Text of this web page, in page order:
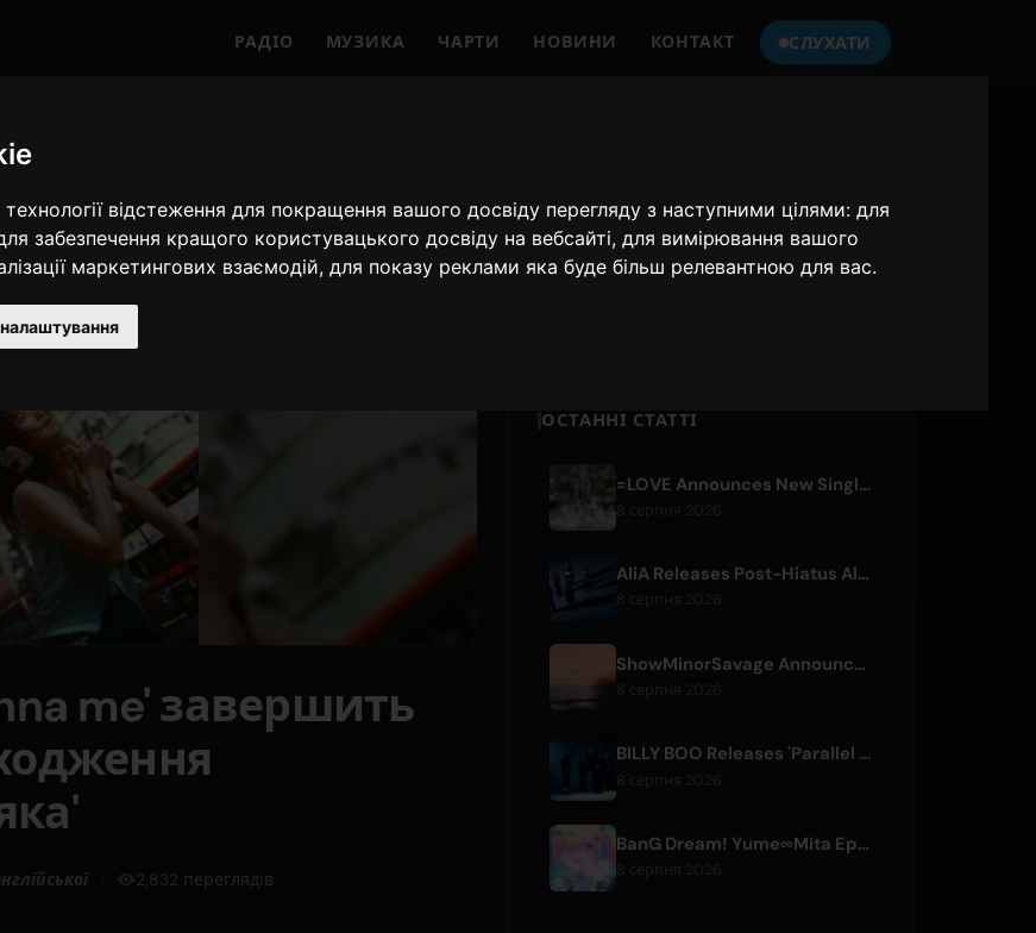
відстеження для покращення вашого досвіду перегляду з наступними цілями:для
забезпечення кращого користувацького досвіду на вебсайті,для вимірювання вашого
маркетингових взаємодій,для показу реклами яка буде більш релевантною для вас.
РАДІО МУЗИКА ЧАРТИ НОВИНИ КОНТАКТ СЛУХАТИ
me' завершить
2,832 переглядів
Only Hits Japan
ОСТАННІ СТАТТІ
=LOVE Announces New Single 'Koi, Hajimemashita.' and Tokyo Dome Concerts
8 серпня 2026
AliA Releases Post-Hiatus Album 'mate', Announces Tokyo Live
ShowMinorSavage Announces New Digital Single 'Gradation'
BILLY BOO Releases 'Parallel Night-EP' Featuring TV Drama Theme Song
BanG Dream! Yume∞Mita Episode 8 Live Clip Released